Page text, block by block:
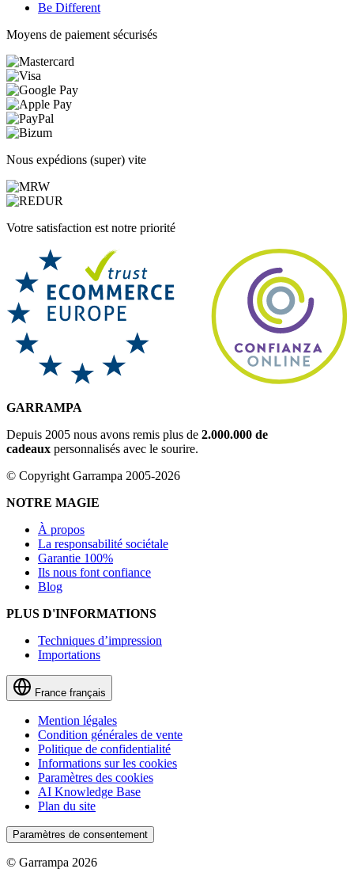
Be Different
Moyens de paiement sécurisés
Nous expédions (super) vite
Votre satisfaction est notre priorité
GARRAMPA
Depuis 2005 nous avons remis plus de 2.000.000 de
cadeaux personnalisés avec le sourire.
© Copyright Garrampa 2005-2026
NOTRE MAGIE
À propos
La responsabilité sociétale
Garantie 100%
Ils nous font confiance
Blog
PLUS D'INFORMATIONS
Techniques d’impression
Importations
France français
Mention légales
Condition générales de vente
Politique de confidentialité
Informations sur les cookies
Paramètres des cookies
AI Knowledge Base
Plan du site
Paramètres de consentement
© Garrampa 2026